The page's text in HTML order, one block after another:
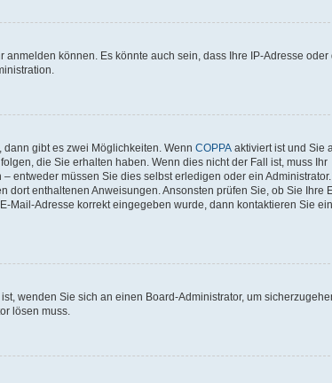
können. Es könnte auch sein, dass Ihre IP-Adresse oder
gibt es zwei Möglichkeiten. Wenn COPPA aktiviert ist und Sie
die Sie erhalten haben. Wenn dies nicht der Fall ist, muss Ihr
entweder müssen Sie dies selbst erledigen oder ein
enthaltenen Anweisungen. Ansonsten prüfen Sie, ob Sie Ihre
Mail-Adresse korrekt eingegeben wurde, dann kontaktieren Sie
wenden Sie sich an einen Board-Administrator, um
lösen muss.